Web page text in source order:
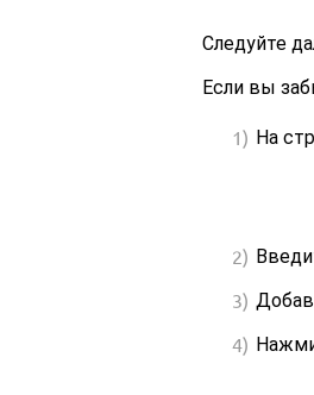
Следуйте
Если вы
На